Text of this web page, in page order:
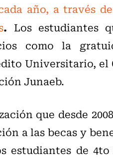
año, a través
. Los estudiantes
como la
Universitario,
Junaeb.
que desde
a las becas y
estudiantes de